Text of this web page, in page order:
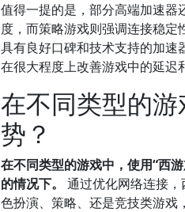
值得一提的是，部分高端加速器
度，而策略游戏则强调连接稳
具有良好口碑和技术支持的加速
在很大程度上改善游戏中的延迟
在不同类型的
势？
在不同类型的游戏中，使用“西
的情况下。
通过优化网络连接
色扮演、策略、还是竞技类游戏